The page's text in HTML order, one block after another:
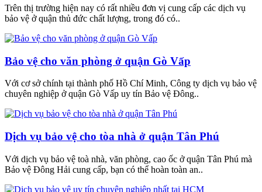
Trên thị trường hiện nay có rất nhiều đơn vị cung cấp các dịch vụ
bảo vệ ở quận thủ đức chất lượng, trong đó có..
Bảo vệ cho văn phòng ở quận Gò Vấp
Với cơ sở chính tại thành phố Hồ Chí Minh, Công ty dịch vụ bảo vệ
chuyên nghiệp ở quận Gò Vấp uy tín Bảo vệ Đông..
Dịch vụ bảo vệ cho tòa nhà ở quận Tân Phú
Với dịch vụ bảo vệ toà nhà, văn phòng, cao ốc ở quận Tân Phú mà
Bảo vệ Đông Hải cung cấp, bạn có thể hoàn toàn an..